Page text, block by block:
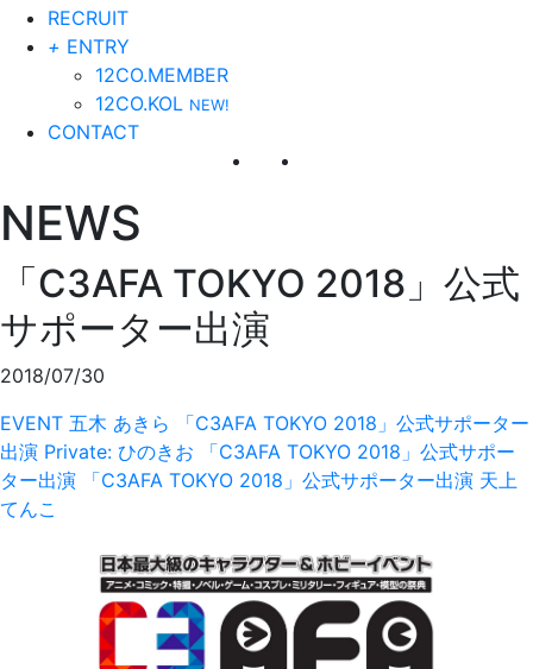
RECRUIT
+ ENTRY
12CO.MEMBER
12CO.KOL NEW!
CONTACT
NEWS
「C3AFA TOKYO 2018」公式
サポーター出演
2018/07/30
EVENT 五木 あきら
「C3AFA TOKYO 2018」公式サポーター
出演 Private: ひのきお
「C3AFA TOKYO 2018」公式サポー
ター出演
「C3AFA TOKYO 2018」公式サポーター出演 天上
てんこ